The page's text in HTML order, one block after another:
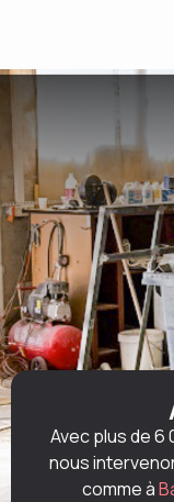
Avec plus de 6
nous
comme à